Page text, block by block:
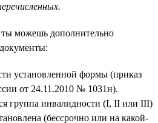
ты можешь дополнительно
установленной формы (приказ
от 24.11.2010 № 1031н).
группа инвалидности (I, II или III)
(бессрочно или на какой-